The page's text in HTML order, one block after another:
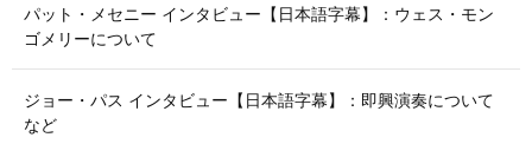
パット・メセニー インタビュー【日本語字幕】：ウェス・モン
ゴメリーについて
ジョー・パス インタビュー【日本語字幕】：即興演奏について
など